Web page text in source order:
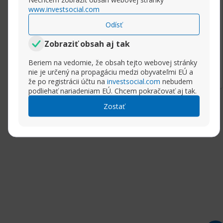
www.investsocial.com
Odísť
Zobraziť obsah aj tak
Beriem na vedomie, že obsah tejto webovej stránky
nie je určený na propagáciu medzi obyvateľmi EÚ a
že po registrácii účtu na investsocial.com nebudem
podliehať nariadeniam EÚ. Chcem pokračovať aj tak.
Zostať
It is about advertisement on your website.
Thank.
(5)